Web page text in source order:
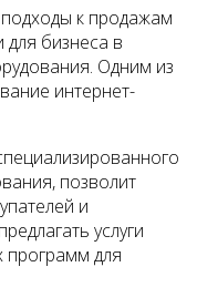
к продажам
бизнеса в
Одним из
интернет-
позволит
и
услуги
программ для